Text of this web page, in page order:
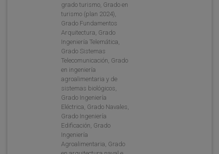
grado turismo, Grado en
turismo (plan 2024),
Grado Fundamentos
Arquitectura, Grado
Ingeniería Telemática,
Grado Sistemas
Telecomunicación, Grado
en ingeniería
agroalimentaria y de
sistemas biológicos,
Grado Ingeniería
Eléctrica, Grado Navales,
Grado Ingeniería
Edificación, Grado
Ingeniería
Agroalimentaria, Grado